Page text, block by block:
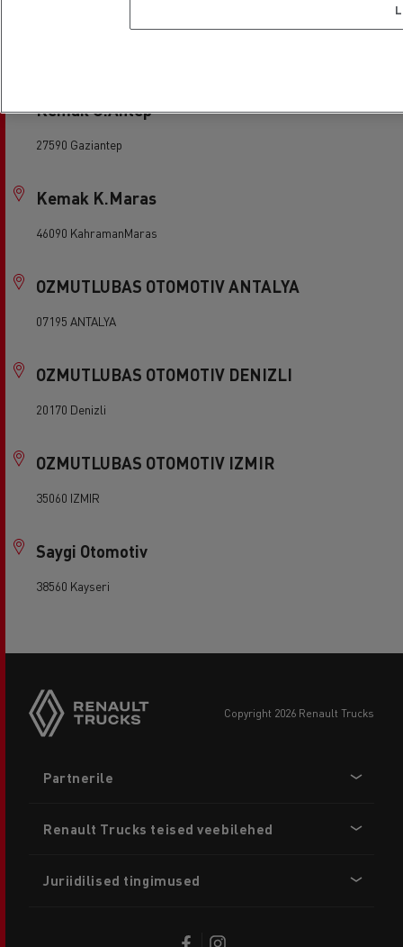
Kemak G.Antep
27590 Gaziantep
Kemak K.Maras
46090 KahramanMaras
OZMUTLUBAS OTOMOTIV ANTALYA
07195 ANTALYA
OZMUTLUBAS OTOMOTIV DENIZLI
20170 Denizli
OZMUTLUBAS OTOMOTIV IZMIR
35060 IZMIR
Saygi Otomotiv
38560 Kayseri
copyright 2026 Renault Trucks
menu
Partnerile
Renault Trucks teised veebilehed
Juriidilised tingimused